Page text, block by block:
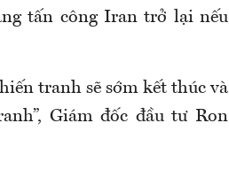
tấn công Iran trở lại nếu
tranh sẽ sớm kết thúc và
Giám đốc đầu tư Ron